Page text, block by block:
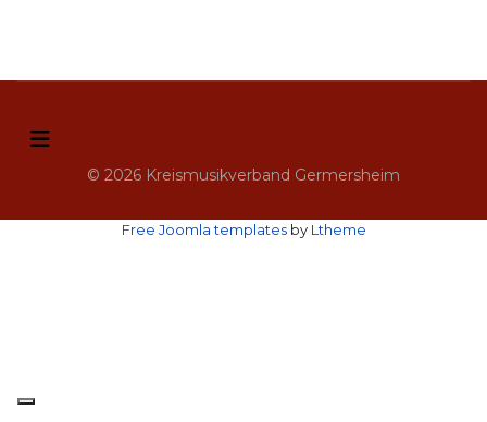
© 2026 Kreismusikverband Germersheim
Free Joomla templatesby Ltheme